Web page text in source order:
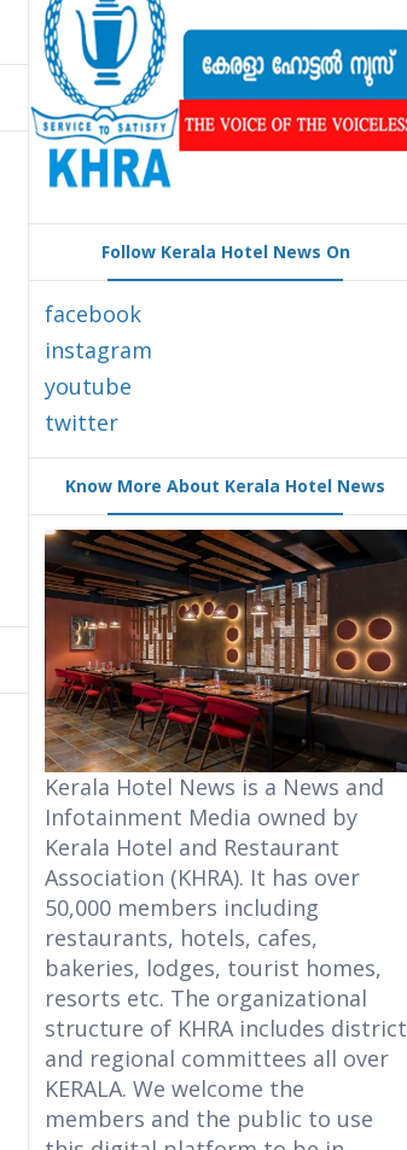
Follow Kerala Hotel News On
facebook
instagram
youtube
twitter
Know More About Kerala Hotel News
Kerala Hotel News is a News and
Infotainment Media owned by
Kerala Hotel and Restaurant
Association (KHRA). It has over
50,000 members including
restaurants, hotels, cafes,
bakeries, lodges, tourist homes,
resorts etc. The organizational
structure of KHRA includes district
and regional committees all over
KERALA. We welcome the
members and the public to use